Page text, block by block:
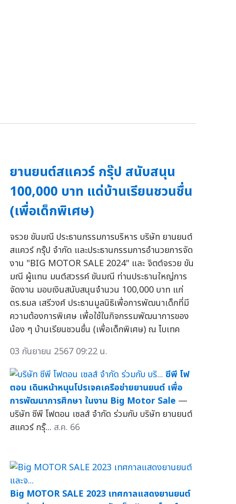
ยานยนต์สแควร์ กรุ๊ป สนับสนุน
100,000 บาท แด่บ้านเรียนชวนชื่น
(เพื่อเด็กพิเศษ)
จรวย ขันมณี ประธานกรรมการบริหาร บริษัท ยานยนต์
สแควร์ กรุ๊ป จำกัด และประธานกรรมการอำนวยการจัด
งาน "BIG MOTOR SALE 2024" และ จิตต์จรวย ขัน
มณี ผู้แทน มนต์สวรรค์ ขันมณี ท่านประธานใหญ่การ
จัดงาน มอบเงินสนับสนุนจำนวน 100,000 บาท แก่
ดร.ธมล เสรีวงศ์ ประธานมูลนิธิเพื่อการพัฒนาเด็กที่มี
ความต้องการพิเศษ เพื่อใช้ในกิจกรรมพัฒนาการของ
น้อง ๆ บ้านเรียนชวนชื่น (เพื่อเด็กพิเศษ) ณ ไบเทค
03 กันยายน 2567 09:22 น.
ซีพี โฟ
ตอน เดินหน้าหนุนโปรเจคเครือข่ายยานยนต์ เพื่อ
การพัฒนาการศึกษา ในงาน Big Motor Sale —
บริษัท ซีพี โฟตอน เซลส์ จำกัด ร่วมกับ บริษัท ยานยนต์
สแควร์ กรุ๊... ส.ค. 66
Big MOTOR SALE 2023 เทศกาลแสดงยานยนต์